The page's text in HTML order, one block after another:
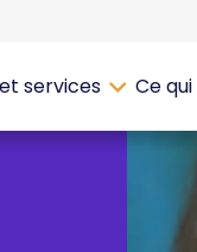
services Ce